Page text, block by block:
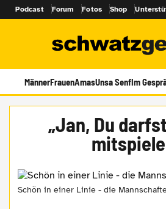
Podcast Forum Fotos Shop
MännerFrauenAmasUnsa SenfIm
„Jan, Du
Schön in einer Linie - die